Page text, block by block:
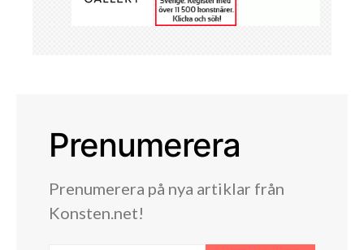
Prenumerera
Prenumerera på nya artiklar från
Konsten.net!